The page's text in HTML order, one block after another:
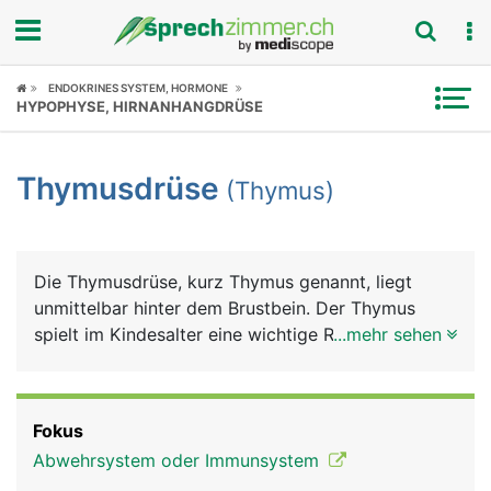
Fokus
Symptome
News
Rubriken
ENDOKRINES SYSTEM, HORMONE
HYPOPHYSE, HIRNANHANGDRÜSE
Thymusdrüse (Thymus)
Die Thymusdrüse, kurz Thymus genannt, liegt
unmittelbar hinter dem Brustbein. Der Thymus
spielt im Kindesalter eine wichtige Rolle bei der
danach verkümmert er im Laufe des Lebens und
liegt im Alter nur noch als kleiner Geweberest vor.
...mehr sehen
Fokus
Abwehrsystem oder Immunsystem